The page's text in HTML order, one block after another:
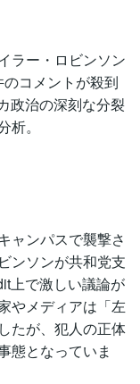
ラー・ロビンソン
コメントが殺到
政治の深刻な分裂
。
ャンパスで襲撃さ
ンソンが共和党支
上で激しい議論が
やメディアは「左
たが、犯人の正体
態となっていま